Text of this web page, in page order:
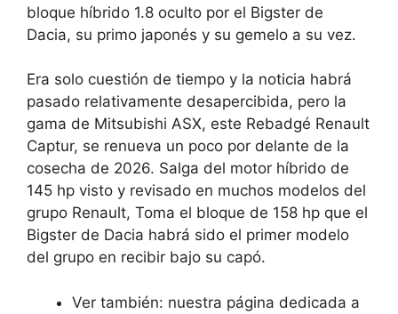
bloque híbrido 1.8 oculto por el Bigster de
Dacia, su primo japonés y su gemelo a su vez.
Era solo cuestión de tiempo y la noticia habrá
pasado relativamente desapercibida, pero la
gama de Mitsubishi ASX, este Rebadgé Renault
Captur, se renueva un poco por delante de la
cosecha de 2026. Salga del motor híbrido de
145 hp visto y revisado en muchos modelos del
grupo Renault, Toma el bloque de 158 hp que el
Bigster de Dacia habrá sido el primer modelo
del grupo en recibir bajo su capó.
Ver también: nuestra página dedicada a